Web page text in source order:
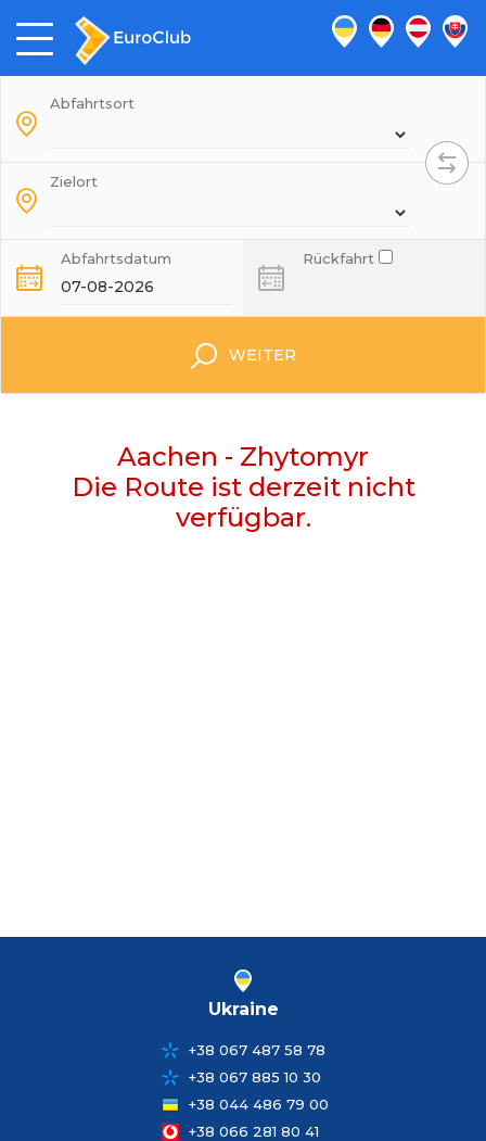
Abfahrtsort
Zielort
Abfahrtsdatum Rückfahrt
WEITER
Aachen - Zhytomyr
Die Route ist derzeit nicht
verfügbar.
Ukraine
+38 067 487 58 78
+38 067 885 10 30
+38 044 486 79 00
+38 066 281 80 41